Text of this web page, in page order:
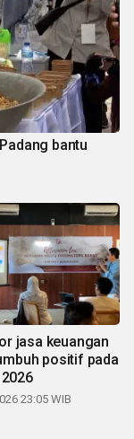
bantu
jasa keuangan
positif pada
23:05 WIB